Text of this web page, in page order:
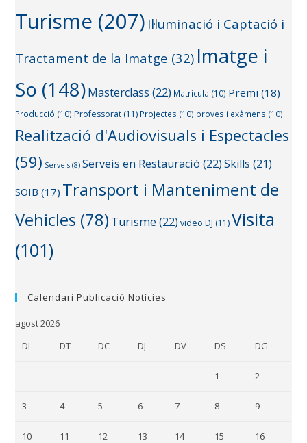
Turisme (207) Il·luminació i Captació i
Tractament de la Imatge (32) Imatge i
So (148)Masterclass (22) Matrícula (10) Premi (18)
Producció (10) Professorat (11) Projectes (10) proves i exàmens (10)
Realització d'Audiovisuals i Espectacles
(59) Serveis (8) Serveis en Restauració (22) Skills (21)
SOIB (17) Transport i Manteniment de
Vehicles (78) Turisme (22) video DJ (11) Visita
(101)
Calendari Publicació Notícies
agost 2026
DL
DT DC DJ DV DS DG
1 2
3 4 5 6 7 8 9
10 11 12 13 14 15 16